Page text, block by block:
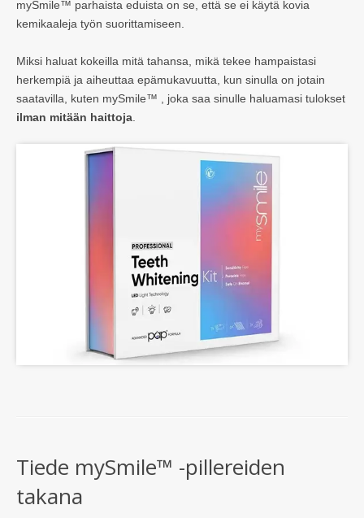
mySmile™ parhaista eduista on se, että se ei käytä kovia
kemikaaleja työn suorittamiseen.
Miksi haluat kokeilla mitä tahansa, mikä tekee hampaistasi
herkempiä ja aiheuttaa epämukavuutta, kun sinulla on jotain
saatavilla, kuten mySmile™ , joka saa sinulle haluamasi tulokset
ilman mitään haittoja
Tiede mySmile™ -pillereiden
takana